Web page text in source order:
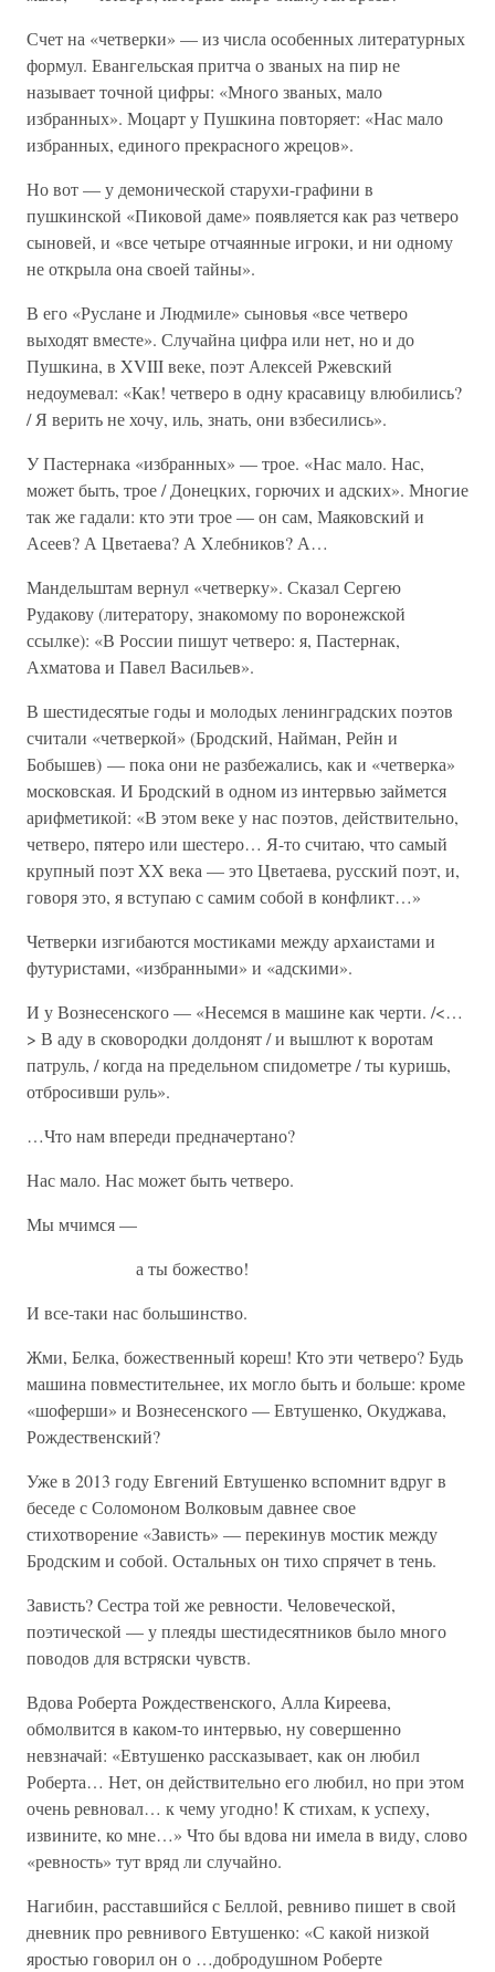
Счет на «четверки» — из числа особенных литературных
формул. Евангельская притча о званых на пир не
называет точной цифры: «Много званых, мало
избранных». Моцарт у Пушкина повторяет: «Нас мало
избранных, единого прекрасного жрецов».
Но вот — у демонической старухи-графини в
пушкинской «Пиковой даме» появляется как раз четверо
сыновей, и «все четыре отчаянные игроки, и ни одному
не открыла она своей тайны».
В его «Руслане и Людмиле» сыновья «все четверо
выходят вместе». Случайна цифра или нет, но и до
Пушкина, в XVIII веке, поэт Алексей Ржевский
недоумевал: «Как! четверо в одну красавицу влюбились?
/ Я верить не хочу, иль, знать, они взбесились».
У Пастернака «избранных» — трое. «Нас мало. Нас,
может быть, трое / Донецких, горючих и адских». Многие
так же гадали: кто эти трое — он сам, Маяковский и
Асеев? А Цветаева? А Хлебников? А…
Мандельштам вернул «четверку». Сказал Сергею
Рудакову (литератору, знакомому по воронежской
ссылке): «В России пишут четверо: я, Пастернак,
Ахматова и Павел Васильев».
В шестидесятые годы и молодых ленинградских поэтов
считали «четверкой» (Бродский, Найман, Рейн и
Бобышев) — пока они не разбежались, как и «четверка»
московская. И Бродский в одном из интервью займется
арифметикой: «В этом веке у нас поэтов, действительно,
четверо, пятеро или шестеро… Я-то считаю, что самый
крупный поэт XX века — это Цветаева, русский поэт, и,
говоря это, я вступаю с самим собой в конфликт…»
Четверки изгибаются мостиками между архаистами и
футуристами, «избранными» и «адскими».
И у Вознесенского — «Несемся в машине как черти. /<…
> В аду в сковородки долдонят / и вышлют к воротам
патруль, / когда на предельном спидометре / ты куришь,
отбросивши руль».
…Что нам впереди предначертано?
Нас мало. Нас может быть четверо.
Мы мчимся —
а ты божество!
И все-таки нас большинство.
Жми, Белка, божественный кореш! Кто эти четверо? Будь
машина повместительнее, их могло быть и больше: кроме
«шоферши» и Вознесенского — Евтушенко, Окуджава,
Рождественский?
Уже в 2013 году Евгений Евтушенко вспомнит вдруг в
беседе с Соломоном Волковым давнее свое
стихотворение «Зависть» — перекинув мостик между
Бродским и собой. Остальных он тихо спрячет в тень.
Зависть? Сестра той же ревности. Человеческой,
поэтической — у плеяды шестидесятников было много
поводов для встряски чувств.
Вдова Роберта Рождественского, Алла Киреева,
обмолвится в каком-то интервью, ну совершенно
невзначай: «Евтушенко рассказывает, как он любил
Роберта… Нет, он действительно его любил, но при этом
очень ревновал… к чему угодно! К стихам, к успеху,
извините, ко мне…» Что бы вдова ни имела в виду, слово
«ревность» тут вряд ли случайно.
Нагибин, расставшийся с Беллой, ревниво пишет в свой
дневник про ревнивого Евтушенко: «С какой низкой
яростью говорил он о …добродушном Роберте